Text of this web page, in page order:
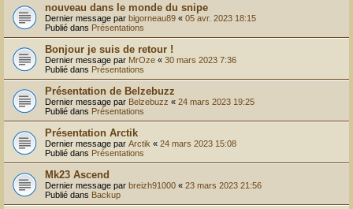
nouveau dans le monde du snipe
Dernier message par bigorneau89 « 05 avr. 2023 18:15
Publié dans Présentations
Bonjour je suis de retour !
Dernier message par MrOze « 30 mars 2023 7:36
Publié dans Présentations
Présentation de Belzebuzz
Dernier message par Belzebuzz « 24 mars 2023 19:25
Publié dans Présentations
Présentation Arctik
Dernier message par Arctik « 24 mars 2023 15:08
Publié dans Présentations
Mk23 Ascend
Dernier message par breizh91000 « 23 mars 2023 21:56
Publié dans Backup